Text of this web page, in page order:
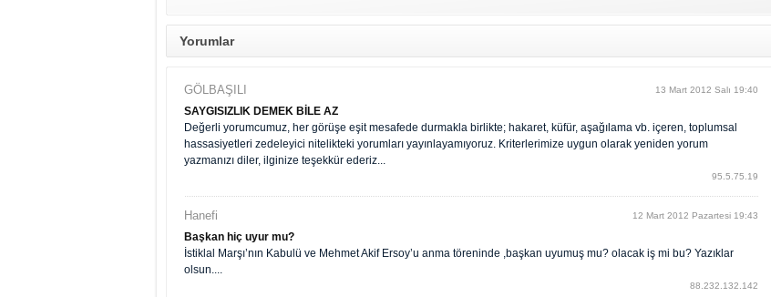
Yorumlar
GÖLBAŞILI 13 Mart 2012 Salı 19:40
SAYGISIZLIK DEMEK BİLE AZ
Değerli yorumcumuz, her görüşe eşit mesafede durmakla birlikte; hakaret, küfür, aşağılama vb. içeren, toplumsal
hassasiyetleri zedeleyici nitelikteki yorumları yayınlayamıyoruz. Kriterlerimize uygun olarak yeniden yorum
yazmanızı diler, ilginize teşekkür ederiz...
95.5.75.19
Hanefi 12 Mart 2012 Pazartesi 19:43
Başkan hiç uyur mu?
İstiklal Marşı’nın Kabulü ve Mehmet Akif Ersoy’u anma töreninde ,başkan uyumuş mu? olacak iş mi bu? Yazıklar
olsun....
88.232.132.142